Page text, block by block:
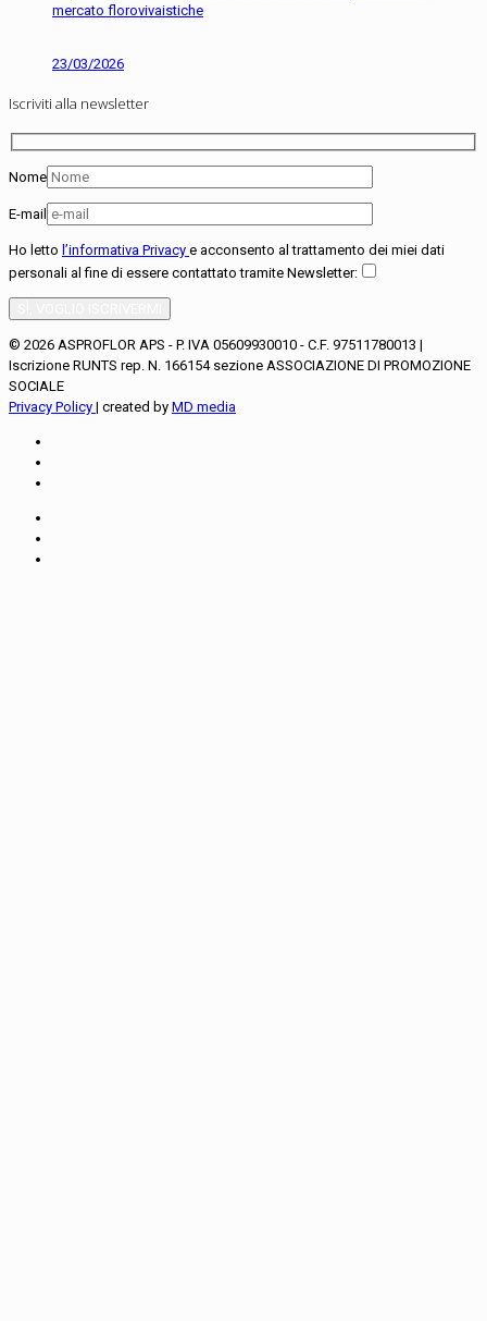
mercato florovivaistiche
23/03/2026
Iscriviti alla newsletter
Nome
E-mail
Ho letto l’informativa Privacy e acconsento al trattamento dei miei dati
personali al fine di essere contattato tramite Newsletter:
© 2026 ASPROFLOR APS - P. IVA 05609930010 - C.F. 97511780013 |
Iscrizione RUNTS rep. N. 166154 sezione ASSOCIAZIONE DI PROMOZIONE
SOCIALE
Privacy Policy | created by MD media